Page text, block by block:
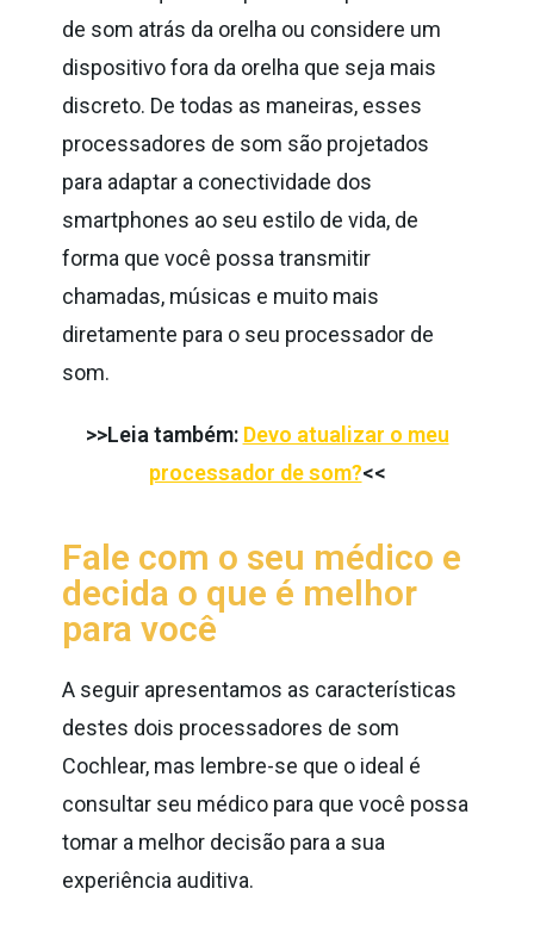
de som atrás da orelha ou considere um
dispositivo fora da orelha que seja mais
discreto. De todas as maneiras, esses
processadores de som são projetados
para adaptar a conectividade dos
smartphones ao seu estilo de vida, de
forma que você possa transmitir
chamadas, músicas e muito mais
diretamente para o seu processador de
som.
>>Leia também: Devo atualizar o meu
processador de som?<<
Fale com o seu médico e
decida o que é melhor
para você
A seguir apresentamos as características
destes dois processadores de som
Cochlear, mas lembre-se que o ideal é
consultar seu médico para que você possa
tomar a melhor decisão para a sua
experiência auditiva.